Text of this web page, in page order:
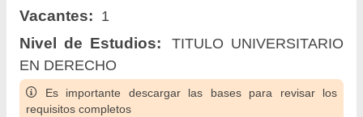
Vacantes: 1
Nivel de Estudios:
TITULO UNIVERSITARIO
EN DERECHO
Es importante descargar las bases para revisar los
requisitos completos